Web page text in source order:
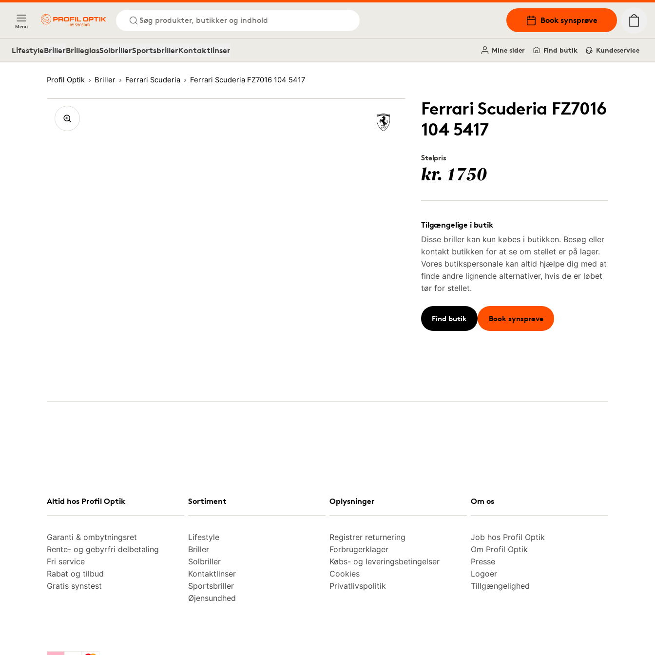
Menu
Søg produkter, butikker og indhold Book synsprøve
LifestyleBrillerBrilleglasSolbrillerSportsbrillerKontaktlinser Mine sider Find butik Kundeservice
Profil Optik Briller Ferrari Scuderia Ferrari Scuderia FZ7016 104 5417
Ferrari Scuderia FZ7016
104 5417
Stelpris
kr. 1750
Tilgængelige i butik
Disse briller kan kun købes i butikken. Besøg eller
kontakt butikken for at se om stellet er på lager.
Vores butikspersonale kan altid hjælpe dig med at
finde andre lignende alternativer, hvis de er løbet
tør for stellet.
Find butik Book synsprøve
Altid hos Profil Optik
Garanti & ombytningsret
Rente- og gebyrfri delbetaling
Fri service
Rabat og tilbud
Gratis synstest
Sortiment
Lifestyle
Briller
Solbriller
Kontaktlinser
Sportsbriller
Øjensundhed
Oplysninger
Registrer returnering
Forbrugerklager
Købs- og leveringsbetingelser
Cookies
Privatlivspolitik
Om os
Job hos Profil Optik
Om Profil Optik
Presse
Logoer
Tillgængelighed